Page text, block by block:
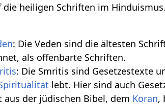
die heiligen Schriften im
: Die Veden sind die ältesten
als offenbarte Schriften.
: Die Smritis sind Gesetzestexte
lebt. Hier sind auch
aus der jüdischen Bibel, dem Koran,